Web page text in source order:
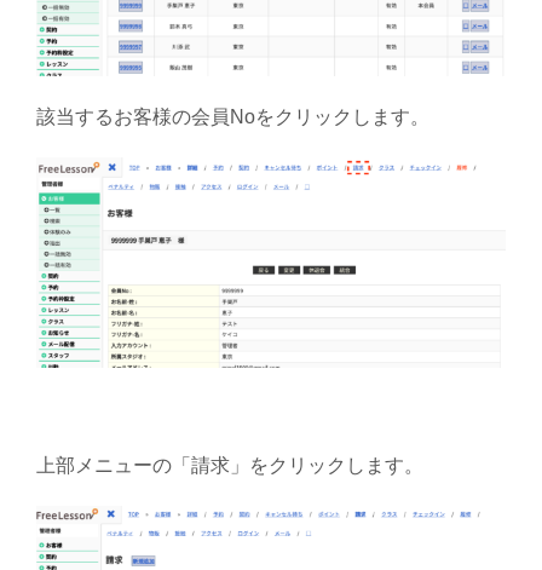
該当するお客様の会員Noをクリックします。
上部メニューの「請求」をクリックします。